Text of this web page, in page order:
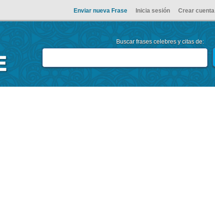
Enviar nueva Frase Inicia sesión Crear cuenta
Buscar frases celebres y citas de: